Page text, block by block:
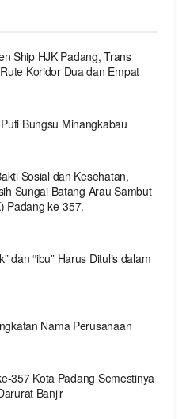
Ship HJK Padang, Trans
Koridor Dua dan Empat
Bungsu Minangkabau
Sosial dan Kesehatan,
Sungai Batang Arau Sambut
Padang ke-357.
dan “ibu” Harus Ditulis dalam
Nama Perusahaan
357 Kota Padang Semestinya
Banjir